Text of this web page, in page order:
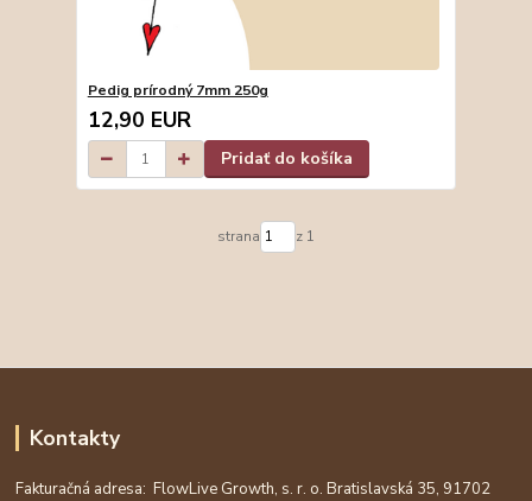
Pedig prírodný 7mm 250g
12,90 EUR
Pridať do košíka
strana z 1
Kontakty
Fakturačná adresa: FlowLive Growth, s. r. o. Bratislavská 35, 91702